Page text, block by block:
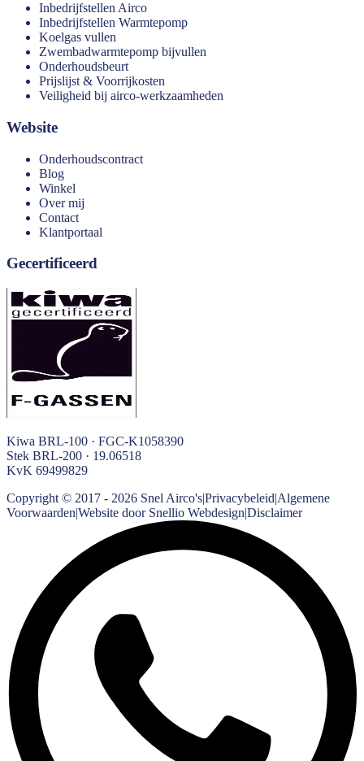
Inbedrijfstellen Airco
Inbedrijfstellen Warmtepomp
Koelgas vullen
Zwembadwarmtepomp bijvullen
Onderhoudsbeurt
Prijslijst & Voorrijkosten
Veiligheid bij airco-werkzaamheden
Website
Onderhoudscontract
Blog
Winkel
Over mij
Contact
Klantportaal
Gecertificeerd
Kiwa BRL-100 · FGC-K1058390
Stek BRL-200 · 19.06518
KvK 69499829
Copyright © 2017 - 2026 Snel Airco's|Privacybeleid|Algemene
Voorwaarden|Website door Snellio Webdesign|Disclaimer